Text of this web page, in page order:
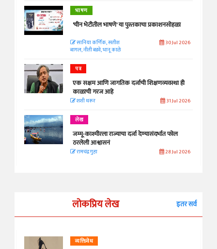
भाषण
'चीन भेटीतील भाषणे' या पुस्तकाचा प्रकाशनसोहळा
सानिया कर्णिक, सतीश
बागल, नीती बडवे, भानू काळे
30 Jul 2026
पत्र
एक सक्षम आणि जागतिक दर्जाची शिक्षणव्यवस्था ही
काळाची गरज आहे
शशी थरूर 31 Jul 2026
लेख
जम्मू-काश्मीरला राज्याचा दर्जा देण्यासंदर्भात फोल
ठरलेली आश्वासनं
रामचंद्र गुहा 28 Jul 2026
लोकप्रिय लेख इतर सर्व
व्यक्तिवेध